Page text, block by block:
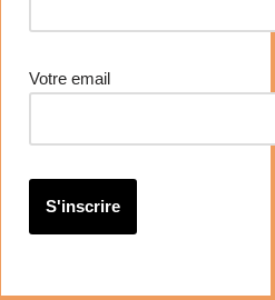
la victoire dans le lieu d’où tu es
à l’usage avec le dos en arrière,
en tirant un
le gauche dans un second
un autremontantevers ton
droit auprès du gauche. Ensuite,
tu tireras un
à côté du droit, tu amèneras
dessus le bras de bocle. Là, en
tu feras un
Votre email